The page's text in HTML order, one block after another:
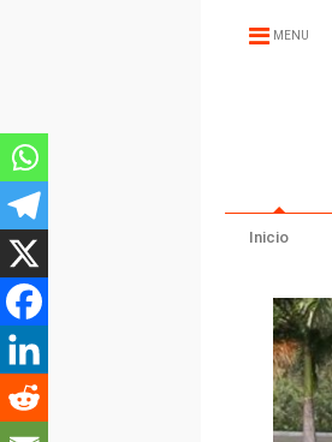
MENU
Inicio